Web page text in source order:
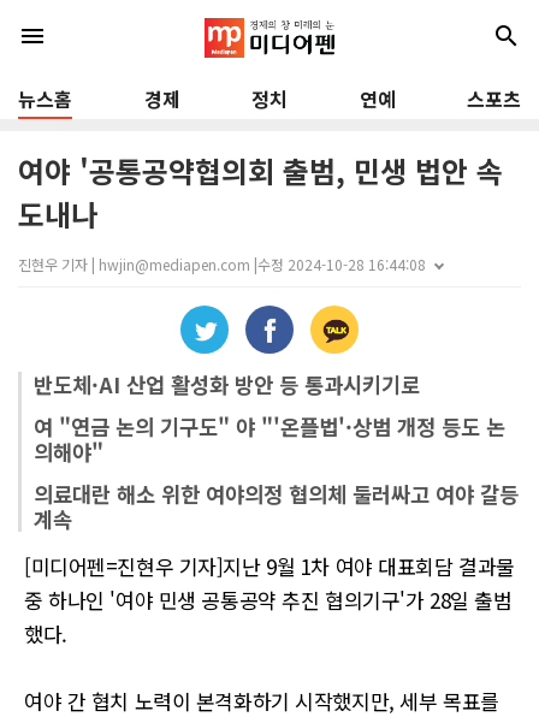
menu search
뉴스홈 경제 정치 연예 스포츠
여야 '공통공약협의회 출범, 민생 법안 속
도내나
진현우 기자 | hwjin@mediapen.com |수정 2024-10-28 16:44:08
반도체·AI 산업 활성화 방안 등 통과시키기로
여 "연금 논의 기구도" 야 "'온플법'·상범 개정 등도 논
의해야"
의료대란 해소 위한 여야의정 협의체 둘러싸고 여야 갈등
계속
[미디어펜=진현우 기자]지난 9월 1차 여야 대표회담 결과물
중 하나인 '여야 민생 공통공약 추진 협의기구'가 28일 출범
했다.
여야 간 협치 노력이 본격화하기 시작했지만, 세부 목표를